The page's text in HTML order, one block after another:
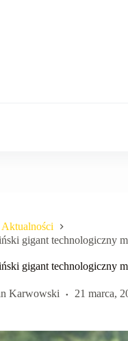
Aktualności
gigant technologiczny
gigant technologiczny
Karwowski 21 marca,